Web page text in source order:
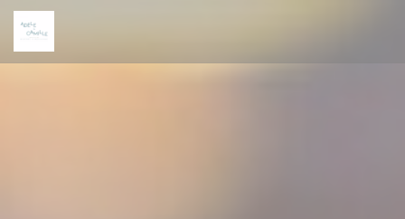
Personalización de sus opciones de cookies